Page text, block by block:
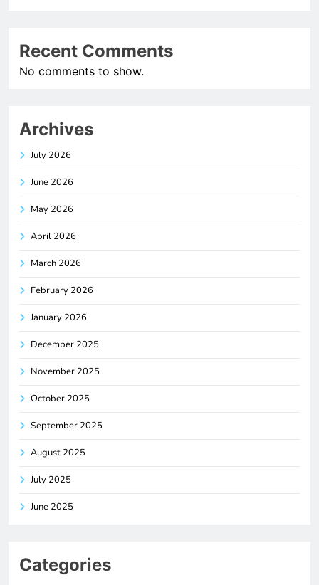
Recent Comments
No comments to show.
Archives
July 2026
June 2026
May 2026
April 2026
March 2026
February 2026
January 2026
December 2025
November 2025
October 2025
September 2025
August 2025
July 2025
June 2025
Categories